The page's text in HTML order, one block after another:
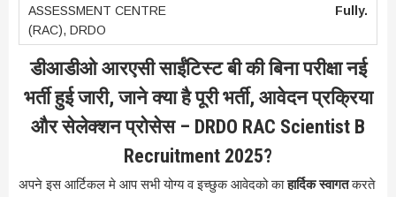
Fully.
डीआडीओ आरएसी साईंटिस्ट बी की बिना परीक्षा नई
भर्ती हुई जारी, जाने क्या है पूरी भर्ती, आवेदन प्रक्रिया
और सेलेक्शन प्रोसेस – DRDO RAC Scientist B
Recruitment 2025?
अपने इस आर्टिकल मे आप सभी योग्य व इच्छुक आवेदको काहार्दिक स्वागतकरते